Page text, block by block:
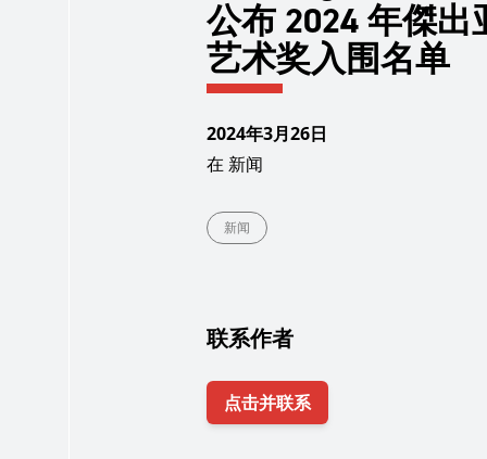
公布 2024 年傑出
艺术奖入围名单
2024年3月26日
在 新闻
新闻
联系作者
点击并联系